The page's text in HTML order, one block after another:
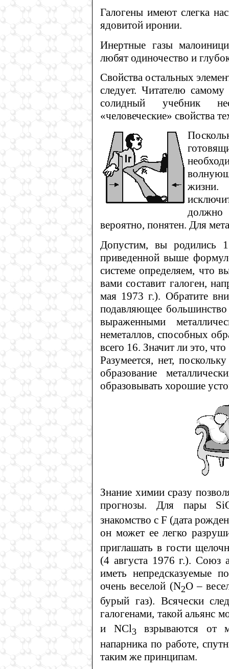
Галогены имеют слегка
ядовитой иронии.
Инертные газы
любят одиночество и
Свойства остальных
следует. Читателю
солидный учебник
«человеческие» свойства
вероятно, понятен. Для
Допустим, вы родились
приведенной выше
системе определяем, что
вами составит галоген,
мая 1973 г.). Обратите
подавляющее
выраженными
неметаллов, способных
всего 16. Значит ли это,
Разумеется, нет,
образование
образовывать хорошие
Знание химии сразу
прогнозы. Для пары
знакомство с F (дата
он может ее легко
приглашать в гости
(4 августа 1976 г.). Союз
иметь непредсказуемые
очень веселой (N2O –
бурый газ). Всячески
галогенами, такой альянс
и NCl3 взрываются от
напарника по работе,
таким же принципам.